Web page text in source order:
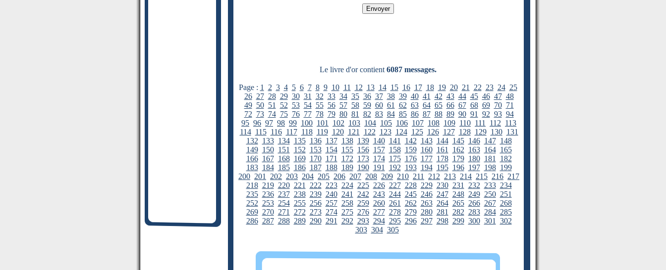
Le livre d'or contient 6087 messages.
Page : 1 2 3 4 5 6 7 8 9 10 11 12 13 14 15 16 17 18 19 20 21 22 23 24 25
26 27 28 29 30 31 32 33 34 35 36 37 38 39 40 41 42 43 44 45 46 47 48
49 50 51 52 53 54 55 56 57 58 59 60 61 62 63 64 65 66 67 68 69 70 71
72 73 74 75 76 77 78 79 80 81 82 83 84 85 86 87 88 89 90 91 92 93 94
95 96 97 98 99 100 101 102 103 104 105 106 107 108 109 110 111 112 113
114 115 116 117 118 119 120 121 122 123 124 125 126 127 128 129 130 131
132 133 134 135 136 137 138 139 140 141 142 143 144 145 146 147 148
149 150 151 152 153 154 155 156 157 158 159 160 161 162 163 164 165
166 167 168 169 170 171 172 173 174 175 176 177 178 179 180 181
182
183 184 185 186 187 188 189 190 191 192 193 194 195 196 197 198 199
200 201 202 203 204 205 206 207 208 209 210 211 212 213 214 215 216 217
218 219 220 221 222 223 224 225 226 227 228 229 230 231 232 233 234
235 236 237 238 239 240 241 242 243 244 245 246 247 248 249 250 251
252 253 254 255 256 257 258 259 260 261 262 263 264 265 266 267 268
269 270 271 272 273 274 275 276 277 278 279 280 281 282 283 284 285
286 287 288 289 290 291 292 293 294 295 296 297 298 299 300 301
302
303 304 305